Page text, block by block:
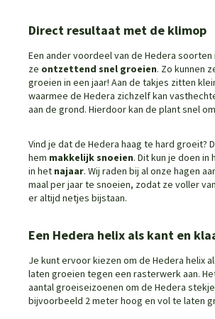
Direct resultaat met de klimop
Een ander voordeel van de Hedera soorten
ze ontzettend snel groeien. Zo kunnen
groeien in een jaar! Aan de takjes zitten
waarmee de Hedera zichzelf kan
aan de grond. Hierdoor kan de plant snel
Vind je dat de Hedera haag te hard groeit?
hem makkelijk snoeien. Dit kun je doen in
in het najaar. Wij raden bij al onze hagen
maal per jaar te snoeien, zodat ze voller
er altijd netjes bijstaan.
Een Hedera helix als kant en
Je kunt ervoor kiezen om de Hedera helix
laten groeien tegen een rasterwerk aan.
aantal groeiseizoenen om de Hedera
bijvoorbeeld 2 meter hoog en vol te laten